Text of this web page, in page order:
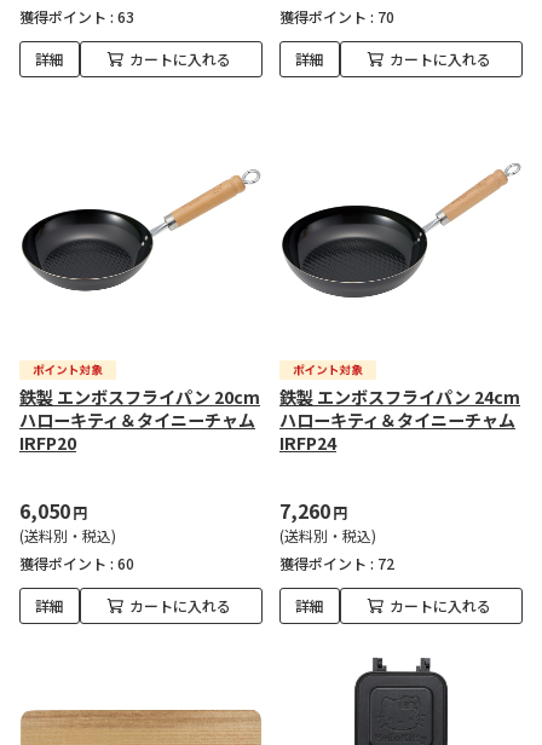
獲得ポイント : 63
詳細 カートに入れる
獲得ポイント : 70
詳細 カートに入れる
鉄製 エンボスフライパン 20cm
ハローキティ＆タイニーチャム
IRFP20
6,050円
(送料別・税込)
獲得ポイント : 60
詳細 カートに入れる
鉄製 エンボスフライパン 24cm
ハローキティ＆タイニーチャム
IRFP24
7,260円
(送料別・税込)
獲得ポイント : 72
詳細 カートに入れる